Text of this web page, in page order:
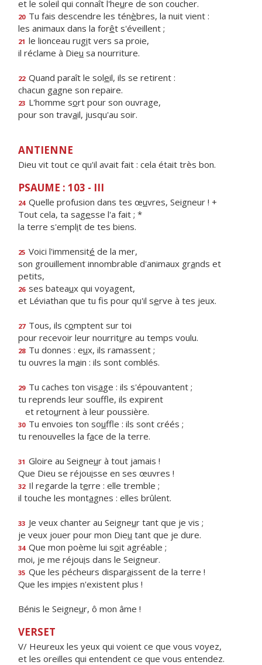
et le soleil qui connaît l'heure de son coucher.
20 Tu fais descendre les ténèbres, la nuit vient :
les animaux dans la forêt s'éveillent ;
21 le lionceau rugit vers sa proie,
il réclame à Dieu sa nourriture.
22 Quand paraît le soleil, ils se retirent :
chacun gagne son repaire.
23 L'homme sort pour son ouvrage,
pour son travail, jusqu'au soir.
ANTIENNE
Dieu vit tout ce qu'il avait fait : cela était très bon.
PSAUME : 103 - III
24 Quelle profusion dans tes œuvres, Seigneur ! +
Tout cela, ta sagesse l'a fait ; *
la terre s'emplit de tes biens.
25 Voici l'immensité de la mer,
son grouillement innombrable d'animaux grands et
petits,
26 ses bateaux qui voyagent,
et Léviathan que tu fis pour qu'il serve à tes jeux.
27 Tous, ils comptent sur toi
pour recevoir leur nourriture au temps voulu.
28 Tu donnes : eux, ils ramassent ;
tu ouvres la main : ils sont comblés.
29 Tu caches ton visage : ils s'épouvantent ;
tu reprends leur souffle, ils expirent
et retournent à leur poussière.
30 Tu envoies ton souffle : ils sont créés ;
tu renouvelles la face de la terre.
31 Gloire au Seigneur à tout jamais !
Que Dieu se réjouisse en ses œuvres !
32 Il regarde la terre : elle tremble ;
il touche les montagnes : elles brûlent.
33 Je veux chanter au Seigneur tant que je vis ;
je veux jouer pour mon Dieu tant que je dure.
34 Que mon poème lui soit agréable ;
moi, je me réjouis dans le Seigneur.
35 Que les pécheurs disparaissent de la terre !
Que les impies n'existent plus !
Bénis le Seigneur, ô mon âme !
VERSET
V/ Heureux les yeux qui voient ce que vous voyez,
et les oreilles qui entendent ce que vous entendez.